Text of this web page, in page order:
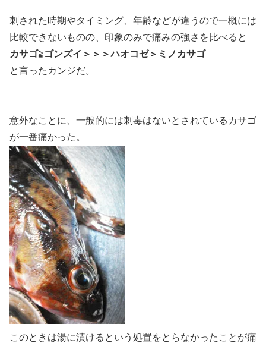
刺された時期やタイミング、年齢などが違うので一概には
比較できないものの、印象のみで痛みの強さを比べると
カサゴ≧ゴンズイ＞＞＞ハオコゼ＞ミノカサゴ
と言ったカンジだ。
意外なことに、一般的には刺毒はないとされているカサゴ
が一番痛かった。
このときは湯に漬けるという処置をとらなかったことが痛